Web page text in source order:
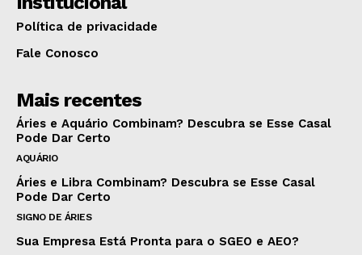
Política de privacidade
Fale Conosco
Mais recentes
Áries e Aquário Combinam? Descubra se Esse Casal
Pode Dar Certo
AQUÁRIO
Áries e Libra Combinam? Descubra se Esse Casal
Pode Dar Certo
SIGNO DE ÁRIES
Sua Empresa Está Pronta para o SGEO e AEO?